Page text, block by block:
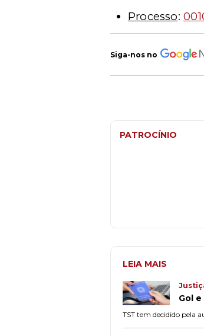
Processo:
Siga-nos no
PATROCÍNIO
LEIA MAIS
Gol
TST tem decidido pela